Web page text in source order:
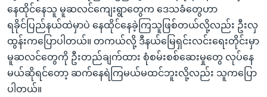
နေထိုင်နေသူ မူဆလင်ကျေးရွာတွေက ဒေသခံတွေဟာ
ရခိုင်ပြည်နယ်ထဲမှာပဲ နေထိုင်နေခဲ့ကြသူဖြစ်တယ်လို့လည်း ဦးလှ
ထွန်းကပြောပါတယ်။ တကယ်လို့ ဒီနယ်မြေရှင်းလင်းရေးတိုင်းမှာ
မူဆလင်တွေကို ဦးတည်ချက်ထား စုံစမ်းစစ်ဆေးမှုတွေ လုပ်နေ
မယ်ဆိုရင်တော့ ဆက်နေရဲကြမယ်မထင်ဘူးလို့လည်း သူကပြော
ပါတယ်။